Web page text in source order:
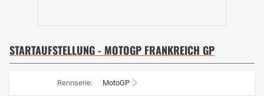
STARTAUFSTELLUNG - MOTOGP FRANKREICH GP
Rennserie: MotoGP